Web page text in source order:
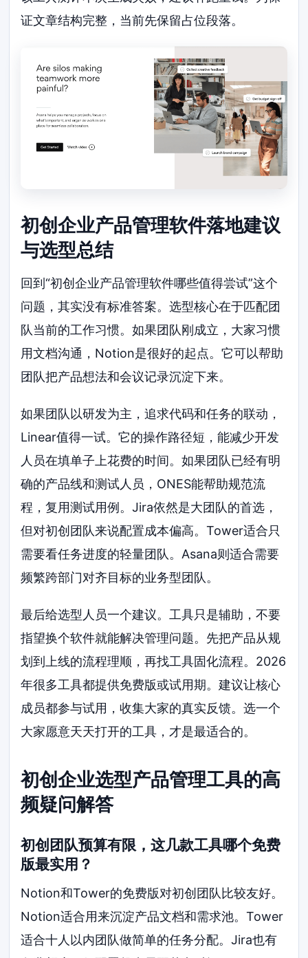
证文章结构完整，当前先保留占位段落。
初创企业产品管理软件落地建议
与选型总结
回到“初创企业产品管理软件哪些值得尝试”这个
问题，其实没有标准答案。选型核心在于匹配团
队当前的工作习惯。如果团队刚成立，大家习惯
用文档沟通，Notion是很好的起点。它可以帮助
团队把产品想法和会议记录沉淀下来。
如果团队以研发为主，追求代码和任务的联动，
Linear值得一试。它的操作路径短，能减少开发
人员在填单子上花费的时间。如果团队已经有明
确的产品线和测试人员，ONES能帮助规范流
程，复用测试用例。Jira依然是大团队的首选，
但对初创团队来说配置成本偏高。Tower适合只
需要看任务进度的轻量团队。Asana则适合需要
频繁跨部门对齐目标的业务型团队。
最后给选型人员一个建议。工具只是辅助，不要
指望换个软件就能解决管理问题。先把产品从规
划到上线的流程理顺，再找工具固化流程。2026
年很多工具都提供免费版或试用期。建议让核心
成员都参与试用，收集大家的真实反馈。选一个
大家愿意天天打开的工具，才是最适合的。
初创企业选型产品管理工具的高
频疑问解答
初创团队预算有限，这几款工具哪个免费
版最实用？
Notion和Tower的免费版对初创团队比较友好。
Notion适合用来沉淀产品文档和需求池。Tower
适合十人以内团队做简单的任务分配。Jira也有